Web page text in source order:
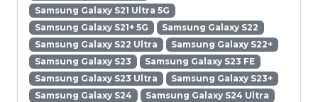
Samsung Galaxy S21 Ultra 5G
Samsung Galaxy S21+ 5G
Samsung Galaxy S22
Samsung Galaxy S22 Ultra
Samsung Galaxy S22+
Samsung Galaxy S23
Samsung Galaxy S23 FE
Samsung Galaxy S23 Ultra
Samsung Galaxy S23+
Samsung Galaxy S24
Samsung Galaxy S24 Ultra